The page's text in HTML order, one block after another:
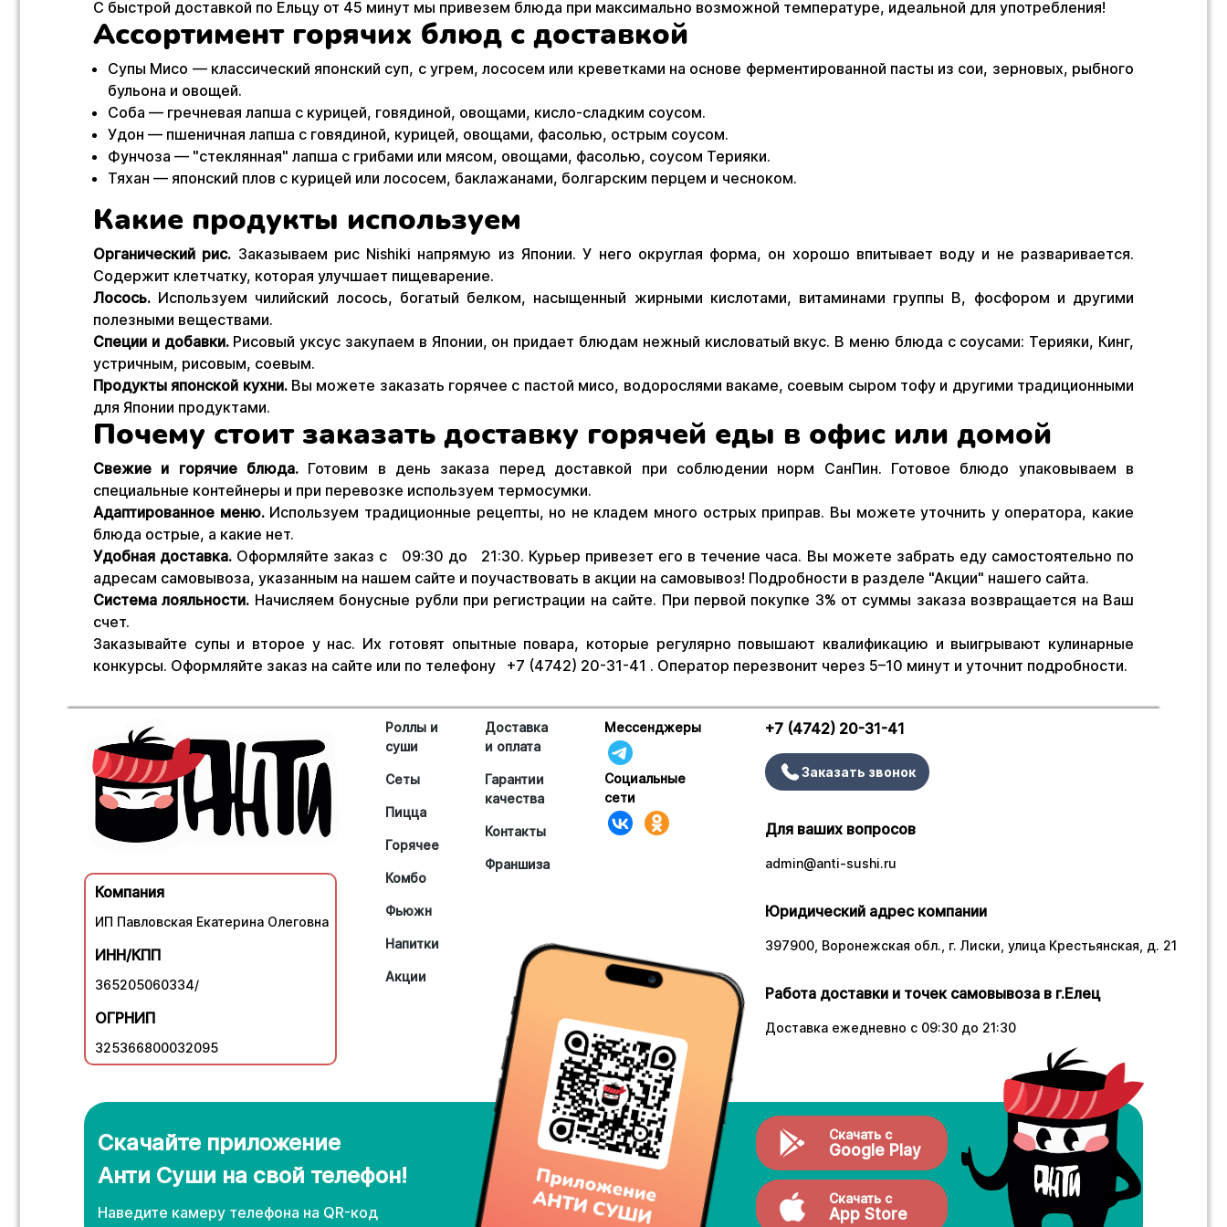
С быстрой доставкой по Ельцу от 45 минут мы привезем блюда при максимально возможной температуре, идеальной для употребления!
Ассортимент горячих блюд с доставкой
Супы Мисо — классический японский суп, с угрем, лососем или креветками на основе ферментированной пасты из сои, зерновых, рыбного
бульона и овощей.
Соба — гречневая лапша с курицей, говядиной, овощами, кисло-сладким соусом.
Удон — пшеничная лапша с говядиной, курицей, овощами, фасолью, острым соусом.
Фунчоза — "стеклянная" лапша с грибами или мясом, овощами, фасолью, соусом Терияки.
Тяхан — японский плов с курицей или лососем, баклажанами, болгарским перцем и чесноком.
Какие продукты используем
Органический рис. Заказываем рис Nishiki напрямую из Японии. У него округлая форма, он хорошо впитывает воду и не разваривается.
Содержит клетчатку, которая улучшает пищеварение.
Лосось. Используем чилийский лосось, богатый белком, насыщенный жирными кислотами, витаминами группы В, фосфором и другими
полезными веществами.
Специи и добавки.Рисовый уксус закупаем в Японии, он придает блюдам нежный кисловатый вкус. В меню блюда с соусами: Терияки, Кинг,
устричным, рисовым, соевым.
Продукты японской кухни.Вы можете заказать горячее с пастой мисо, водорослями вакаме, соевым сыром тофу и другими традиционными
для Японии продуктами.
Почему стоит заказать доставку горячей еды в офис или домой
Свежие и горячие блюда. Готовим в день заказа перед доставкой при соблюдении норм СанПин. Готовое блюдо упаковываем в
специальные контейнеры и при перевозке используем термосумки.
Адаптированное меню.Используем традиционные рецепты, но не кладем много острых приправ. Вы можете уточнить у оператора, какие
блюда острые, а какие нет.
Удобная доставка. Оформляйте заказ с 09:30 до 21:30. Курьер привезет его в течение часа. Вы можете забрать еду самостоятельно по
адресам самовывоза, указанным на нашем сайте и поучаствовать в акции на самовывоз! Подробности в разделе "Акции" нашего сайта.
Система лояльности. Начисляем бонусные рубли при регистрации на сайте. При первой покупке 3% от суммы заказа возвращается на Ваш
счет.
Заказывайте супы и второе у нас. Их готовят опытные повара, которые регулярно повышают квалификацию и выигрывают кулинарные
конкурсы. Оформляйте заказ на сайте или по телефону +7 (4742) 20-31-41 . Оператор перезвонит через 5–10 минут и уточнит подробности.
Компания
ИП Павловская Екатерина Олеговна
ИНН/КПП
365205060334/
ОГРНИП
325366800032095
Роллы и
суши
Сеты
Пицца
Горячее
Комбо
Фьюжн
Напитки
Акции
Доставка
и оплата
Гарантии
качества
Контакты
Франшиза
Мессенджеры
Социальные
сети
+7 (4742) 20-31-41
Заказать звонок
Для ваших вопросов
admin@anti-sushi.ru
Юридический адрес компании
397900, Воронежская обл., г. Лиски, улица Крестьянская, д. 21
Работа доставки и точек самовывоза в г.Елец
Доставка ежедневно с 09:30 до 21:30
Скачайте приложение
Анти Суши на свой телефон!
Наведите камеру телефона нa QR-код
Скачать с
Google Play
Скачать с
App Store